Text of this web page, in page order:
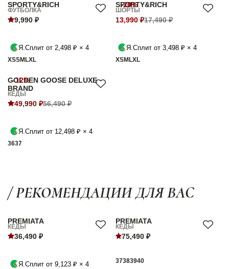
SPORTY&RICH
ФУТБОЛКА
9,990 ₽
Я.Сплит от 2,498 ₽ × 4
XSSM LXL
-20%
SPORTY&RICH
ШОРТЫ
13,990 ₽17,490 ₽
Я.Сплит от 3,498 ₽ × 4
XSM LXL
-12%
GOLDEN GOOSE DELUXE
BRAND
КЕДЫ
49,990 ₽56,490 ₽
Я.Сплит от 12,498 ₽ × 4
3637
/ РЕКОМЕНДАЦИИ ДЛЯ ВАС
PREMIATA
КЕДЫ
36,490 ₽
Я.Сплит от 9,123 ₽ × 4
PREMIATA
КЕДЫ
75,490 ₽
37383940